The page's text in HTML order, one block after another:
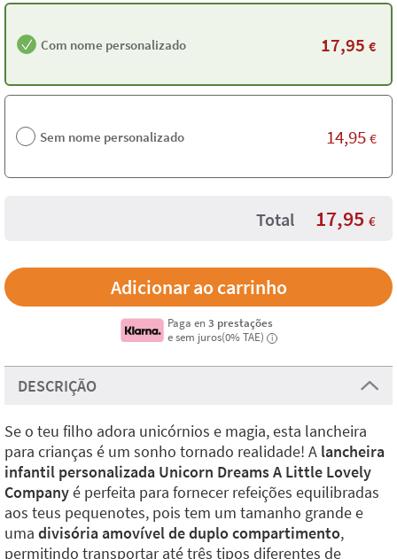
Com nome personalizado 17,95 €
Sem nome personalizado 14,95 €
Total 17,95 €
Paga en3 prestações
e sem juros(0% TAE)
i
DESCRIÇÃO
Se o teu filho adora unicórnios e magia, esta lancheira
para crianças é um sonho tornado realidade! A lancheira
infantil personalizada Unicorn Dreams A Little Lovely
Companyé perfeita para fornecer refeições equilibradas
aos teus pequenotes, pois tem um tamanho grande e
uma divisória amovível de duplo compartimento,
permitindo transportar até três tipos diferentes de